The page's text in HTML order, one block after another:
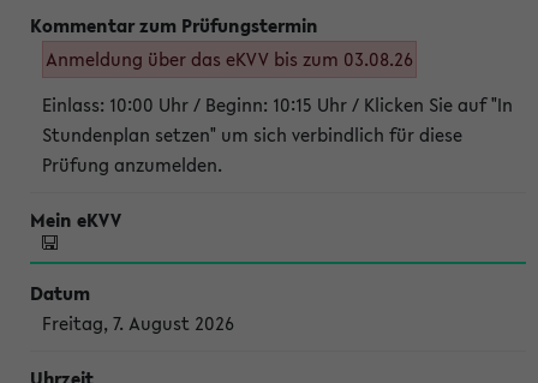
Anmeldung über das eKVV bis zum 03.08.26
Einlass: 10:00 Uhr / Beginn: 10:15 Uhr / Klicken Sie auf "In
Stundenplan setzen" um sich verbindlich für diese
Prüfung anzumelden.
Freitag, 7. August 2026